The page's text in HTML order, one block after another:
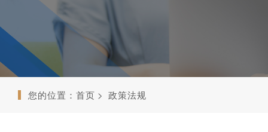
您的位置： 首页 政策法规